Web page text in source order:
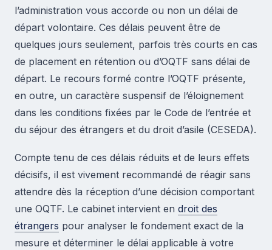
l’administration vous accorde ou non un délai de
départ volontaire. Ces délais peuvent être de
quelques jours seulement, parfois très courts en cas
de placement en rétention ou d’OQTF sans délai de
départ. Le recours formé contre l’OQTF présente,
en outre, un caractère suspensif de l’éloignement
dans les conditions fixées par le Code de l’entrée et
du séjour des étrangers et du droit d’asile (CESEDA).
Compte tenu de ces délais réduits et de leurs effets
décisifs, il est vivement recommandé de réagir sans
attendre dès la réception d’une décision comportant
une OQTF. Le cabinet intervient en droit des
étrangers pour analyser le fondement exact de la
mesure et déterminer le délai applicable à votre